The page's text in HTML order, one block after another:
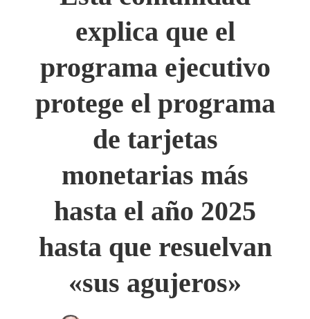
explica que el
programa ejecutivo
protege el programa
de tarjetas
monetarias más
hasta el año 2025
hasta que resuelvan
«sus agujeros»